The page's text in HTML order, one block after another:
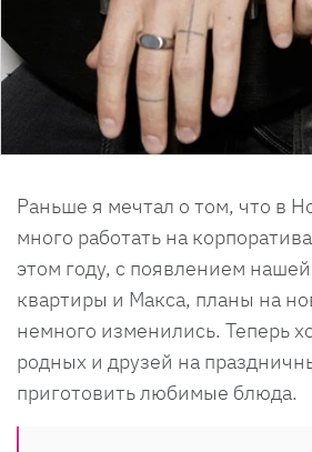
Раньше я мечтал о том, что в
много работать на
этом году, с появлением
квартиры и Макса, планы на
немного изменились. Теперь
родных и друзей на
приготовить любимые блюда.